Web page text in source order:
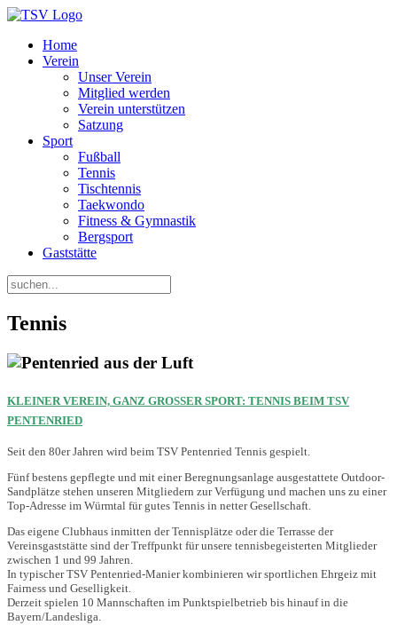
Home
Verein
Unser Verein
Mitglied werden
Verein unterstützen
Satzung
Sport
Fußball
Tennis
Tischtennis
Taekwondo
Fitness & Gymnastik
Bergsport
Gaststätte
Tennis
KLEINER VEREIN, GANZ GROSSER SPORT: TENNIS BEIM TSV
PENTENRIED
Seit den 80er Jahren wird beim TSV Pentenried Tennis gespielt.
Fünf bestens gepflegte und mit einer Beregnungsanlage ausgestattete Outdoor-
Sandplätze stehen unseren Mitgliedern zur Verfügung und machen uns zu einer
Top-Adresse im Würmtal für gutes Tennis in netter Gesellschaft.
Das eigene Clubhaus inmitten der Tennisplätze oder die Terrasse der
Vereinsgaststätte sind der Treffpunkt für unsere tennisbegeisterten Mitglieder
zwischen 1 und 99 Jahren.
In typischer TSV Pentenried-Manier kombinieren wir sportlichen Ehrgeiz mit
Fairness und Geselligkeit.
Derzeit spielen 10 Mannschaften im Punktspielbetrieb bis hinauf in die
Bayern/Landesliga.